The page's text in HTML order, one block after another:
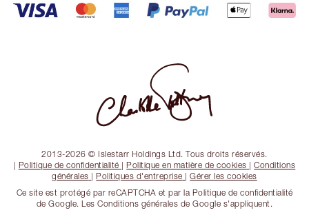
2013-2026 © Islestarr Holdings Ltd. Tous droits réservés.
| Politique de confidentialité |Politique en matière de cookies |Conditions
générales |Politiques d'entreprise |Gérer les cookies
Ce site est protégé par reCAPTCHA et par la Politique de confidentialité
de Google. Les Conditions générales de Google s'appliquent.